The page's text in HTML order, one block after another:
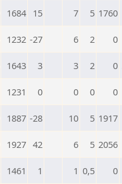
1684 15 7 5 1760
1232 -27 6 2 0
1643 3 3 2 0
1231 0 0 0 0
1887 -28 10 5 1917
1927 42 6 5 2056
1461 1 1 0,5 0